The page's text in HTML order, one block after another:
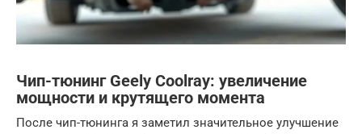
Чип-тюнинг Geely Coolray: увеличение
мощности и крутящего момента
После чип-тюнинга я заметил значительное улучшение